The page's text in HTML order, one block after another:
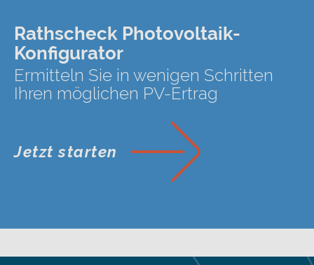
Rathscheck Photovoltaik-
Konfigurator
Ermitteln Sie in wenigen Schritten
Ihren möglichen PV-Ertrag
Jetzt starten